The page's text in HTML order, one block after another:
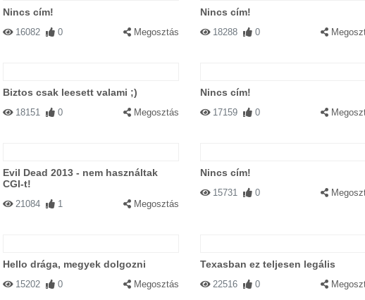
Nincs cím!
16082 0 Megosztás
Nincs cím!
18288 0
Biztos csak leesett valami ;)
18151 0 Megosztás
Nincs cím!
17159 0
Evil Dead 2013 - nem használtak
CGI-t!
21084 1 Megosztás
Nincs cím!
15731 0
Hello drága, megyek dolgozni
15202 0 Megosztás
Texasban ez teljesen legális
22516 0